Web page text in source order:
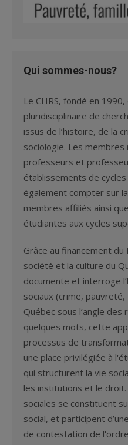
Qui sommes-nous?
Le CHRS, fondé en
pluridisciplinaire de
issus de l’histoire, de la
sociologie. Les
professeurs et
établissements de
également compter sur
membres affiliés ainsi
étudiantes aux cycles
Grâce au financement
société et la culture du
documente et interroge
sociaux (crime,
Québec sous l’angle des
quelques mots, cette
processus de
une place privilégiée à
qui structurent la vie
les institutions et le
sociales se constituent
social, et participent
de contestation de